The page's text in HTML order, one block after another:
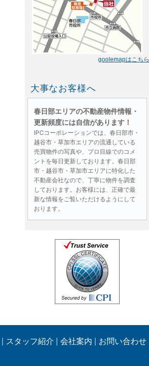
goolemapはこちら
大事なお客様へ
春日部エリアの不動産物件情報・
更新頻度には自信があります！
IPCコーポレーションでは、春日部市・
越谷市・草加市エリアの流通している
売買物件の写真や、プロ目線でのコメ
ントを毎日更新しております。春日部
市・越谷市・草加市エリアに特化した
不動産会社なので、丁寧に物件を調査
しております。お客様には、正確で最
新な情報をご覧いただけるようにして
おります。
物件情報はもちろん、ローンに関する
ご質問、売却査定など、不動産に関す
る様々なお問い合わせであれば即日ご
連絡いたします。営業時間外であって
も、メールでのお問い合わせは２４時
間受付しております。
お客様の目線、同じ立場で最後ま
生活する中で住まい選びはとても重要
です。
物件のご案内の際には、お客様にとっ
スタッフ紹介 会社案内 お問い合わせ